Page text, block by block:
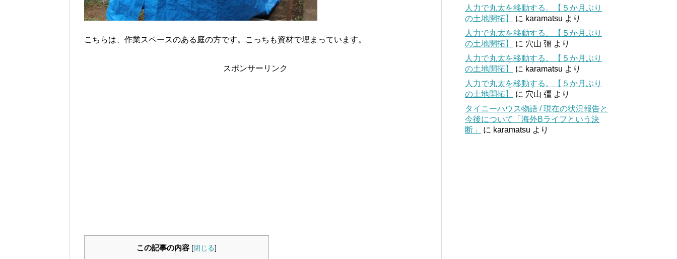
こちらは、作業スペースのある庭の方です。こっちも資材で埋まっています。
スポンサーリンク
この記事の内容 [閉じる]
人力で丸太を移動する。【５か月ぶり
の土地開拓】
に karamatsu より
人力で丸太を移動する。【５か月ぶり
の土地開拓】
に 穴山 彊 より
人力で丸太を移動する。【５か月ぶり
の土地開拓】
に karamatsu より
人力で丸太を移動する。【５か月ぶり
の土地開拓】
に 穴山 彊 より
タイニーハウス物語 / 現在の状況報告と
今後について「海外Bライフという決
断」
に karamatsu より